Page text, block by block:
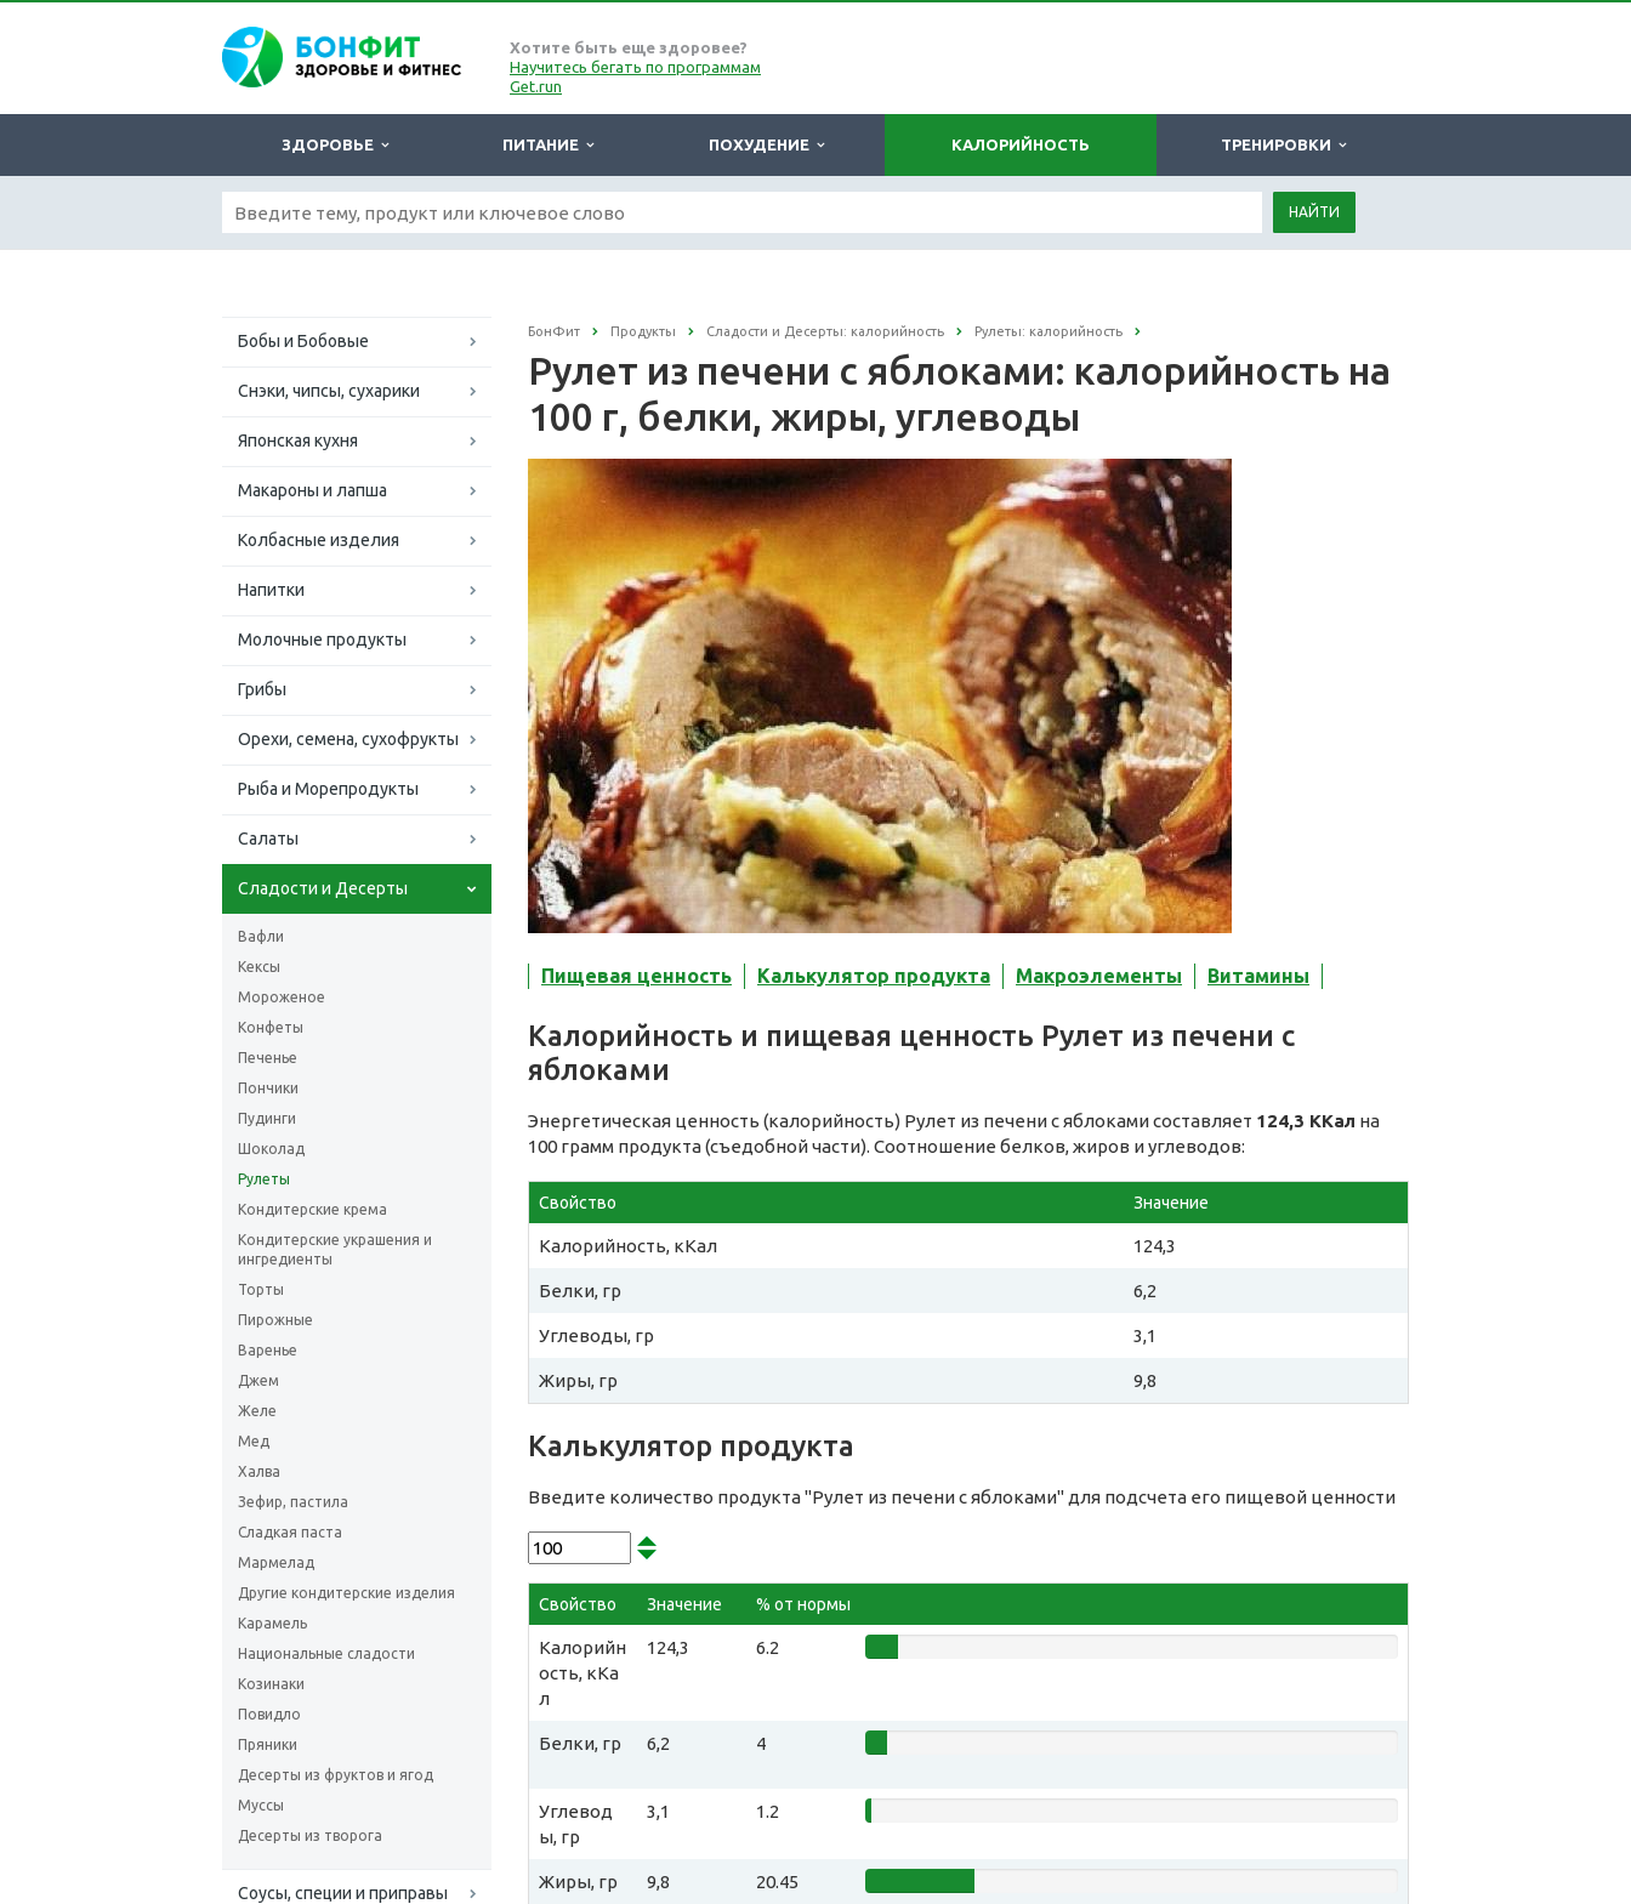
Хотите быть еще здоровее?
Научитесь бегать по программам
Get.run
ЗДОРОВЬЕ ПИТАНИЕ ПОХУДЕНИЕ КАЛОРИЙНОСТЬ ТРЕНИРОВКИ
НАЙТИ
Бобы и Бобовые
Снэки, чипсы, сухарики
Японская кухня
Макароны и лапша
Колбасные изделия
Напитки
Молочные продукты
Грибы
Орехи, семена, сухофрукты
Рыба и Морепродукты
Салаты
Сладости и Десерты
Вафли
Кексы
Мороженое
Конфеты
Печенье
Пончики
Пудинги
Шоколад
Рулеты
Кондитерские крема
Кондитерские украшения и
ингредиенты
Торты
Пирожные
Варенье
Джем
Желе
Мед
Халва
Зефир, пастила
Сладкая паста
Мармелад
Другие кондитерские изделия
Карамель
Национальные сладости
Козинаки
Повидло
Пряники
Десерты из фруктов и ягод
Муссы
Десерты из творога
Соусы, специи и приправы
БонФит Продукты Сладости и Десерты: калорийность Рулеты: калорийность
Рулет из печени с яблоками: калорийность на
100 г, белки, жиры, углеводы
Пищевая ценность Калькулятор продукта Макроэлементы Витамины
Калорийность и пищевая ценность Рулет из печени с
яблоками
Энергетическая ценность (калорийность) Рулет из печени с яблоками составляет 124,3 ККал на
100 грамм продукта (съедобной части). Соотношение белков, жиров и углеводов:
Свойство Значение
Калорийность, кКал 124,3
Белки, гр 6,2
Углеводы, гр 3,1
Жиры, гр 9,8
Калькулятор продукта
Введите количество продукта "Рулет из печени с яблоками" для подсчета его пищевой ценности
Свойство Значение % от нормы
Калорийн
ость, кКа
л
124,3 6.2
Белки, гр 6,2 4
Углевод
ы, гр
3,1 1.2
Жиры, гр 9,8 20.45